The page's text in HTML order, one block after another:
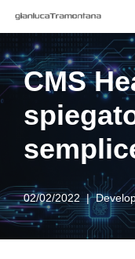
al
contenuto
CMS
02/02/2022